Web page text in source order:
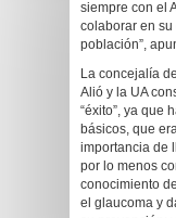
siempre con el
colaborar en
población”,
La concejalía
Alió y la UA
“éxito”, ya que
básicos, que
importancia de
por lo menos
conocimiento
el glaucoma y